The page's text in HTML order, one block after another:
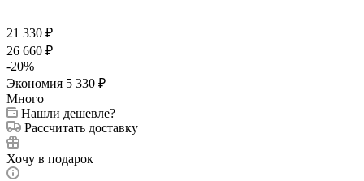
21 330 ₽
26 660 ₽
-20%
Экономия 5 330 ₽
Много
Нашли дешевле?
Рассчитать доставку
Хочу в подарок